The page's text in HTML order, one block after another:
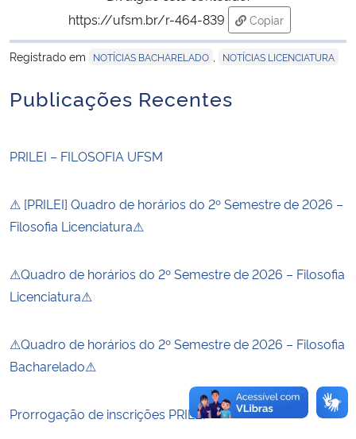
Ministério do Desenvolvimento Regional
Secretaria-Geral
Secretaria de Governo
Planalto
https://ufsm.br/r-464-839
Copiar
para área de
Registrado em
NOTÍCIAS BACHARELADO NOTÍCIAS LICENCIATURA
Publicações Recentes
PRILEI – FILOSOFIA UFSM
⚠ [PRILEI] Quadro de horários do 2º Semestre de 2026 –
Filosofia Licenciatura⚠
⚠Quadro de horários do 2º Semestre de 2026 – Filosofia
Licenciatura⚠
⚠Quadro de horários do 2º Semestre de 2026 – Filosofia
Bacharelado⚠
Prorrogação de inscrições PRILEI